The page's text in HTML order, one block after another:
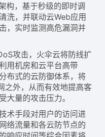
构，基于秒级的即时调
洗，并联动云Web应用
，实时监测高危漏洞并
攻击，火伞云将防线扩
用机房和云平台高带
布式的云防御体系，将
之外，从而有效地提高客
大量的攻击压力。
术手段对用户的访问进
络流量和各云防节点的